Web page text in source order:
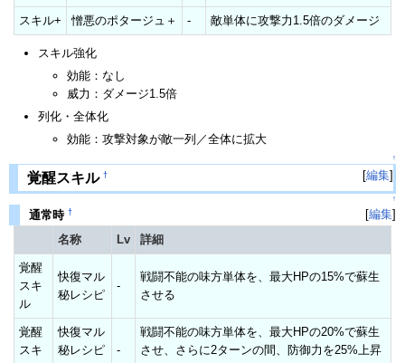
スキル+ 憎悪のポタージュ＋ - 敵単体に攻撃力1.5倍のダメージ
スキル強化
効能：なし
威力：ダメージ1.5倍
列化・全体化
効能：攻撃対象が敵一列／全体に拡大
↑
覚醒スキル † [編集]
↑
通常時 † [編集]
名称
Lv 詳細
覚醒
スキ
ル
快復マル
秘レシピ
-
戦闘不能の味方単体を、最大HPの15%で蘇生
させる
覚醒
スキ
快復マル
秘レシピ
-
戦闘不能の味方単体を、最大HPの20%で蘇生
させ、さらに2ターンの間、防御力を25%上昇